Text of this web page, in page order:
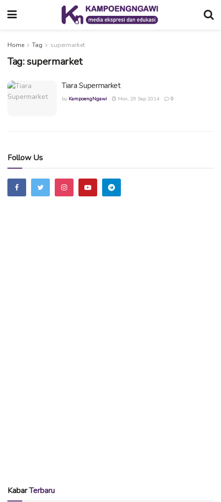
Home Tag supermarket
Tag:supermarket
Tiara Supermarket
by KampoengNgawi Mon, 29 Sep 2014 0
Follow Us
KabarTerbaru